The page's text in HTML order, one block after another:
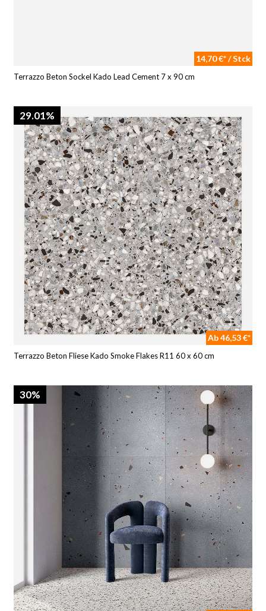
14,70 €* / Stck
Terrazzo Beton Sockel Kado Lead Cement 7 x 90 cm
29.01%
Ab 46,53 €*
Terrazzo Beton Fliese Kado Smoke Flakes R11 60 x 60 cm
30%